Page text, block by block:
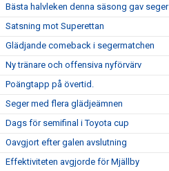
Bästa halvleken denna säsong gav seger
Satsning mot Superettan
Glädjande comeback i segermatchen
Ny tränare och offensiva nyförvärv
Poängtapp på övertid.
Seger med flera glädjeämnen
Dags för semifinal i Toyota cup
Oavgjort efter galen avslutning
Effektiviteten avgjorde för Mjällby